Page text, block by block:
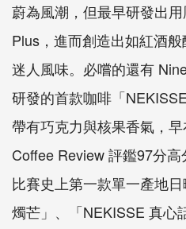
蔚為風潮，但最早研發出
Plus，進而創造出如紅酒
迷人風味。必嚐的還有
研發的首款咖啡「
帶有巧克力與核果香氣，
Coffee Review 評鑑97分
比賽史上第一款單一產地
燭芒」、「NEKISSE 真心